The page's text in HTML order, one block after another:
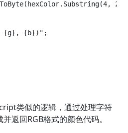
{g}, {b})";
类似的逻辑，通过处理字符
返回RGB格式的颜色代码。